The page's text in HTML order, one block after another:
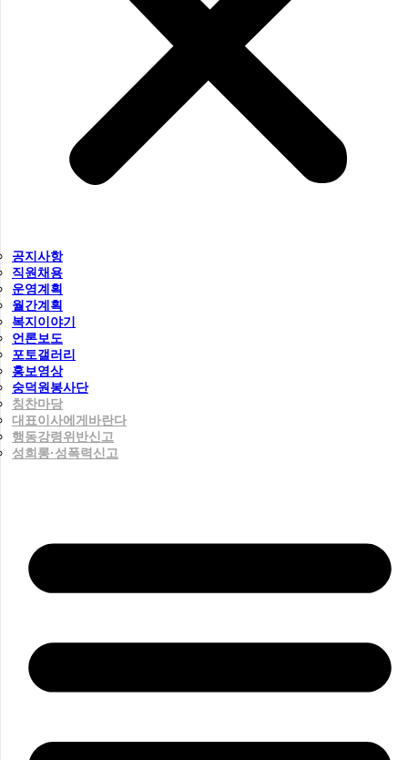
공지사항
직원채용
운영계획
월간계획
복지이야기
언론보도
포토갤러리
홍보영상
숭덕원봉사단
칭찬마당
대표이사에게바란다
행동강령위반신고
성희롱·성폭력신고